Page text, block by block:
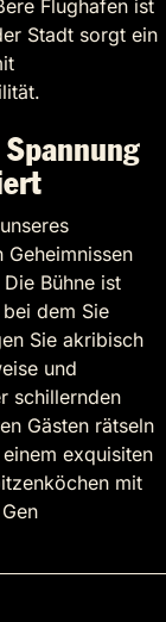
Flughafen ist
Stadt sorgt ein
Bühne ist
dem Sie
Sie akribisch
und
schillernden
Gästen rätseln
exquisiten
mit